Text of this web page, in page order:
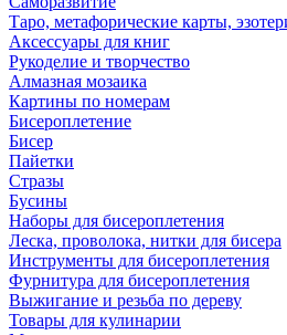
Таро, метафорические карты,
Аксессуары для книг
Рукоделие и творчество
Алмазная мозаика
Картины по номерам
Бисероплетение
Бисер
Пайетки
Стразы
Бусины
Наборы для бисероплетения
Леска, проволока, нитки для бисера
Инструменты для бисероплетения
Фурнитура для бисероплетения
Выжигание и резьба по дереву
Товары для кулинарии